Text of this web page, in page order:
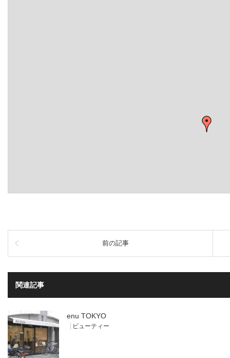
前の記事
関連記事
enu TOKYO
ビューティー